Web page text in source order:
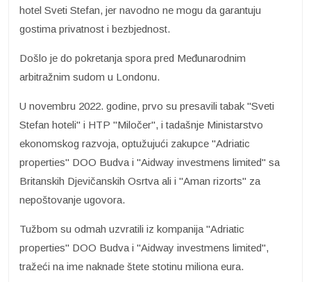
hotel Sveti Stefan, jer navodno ne mogu da garantuju
gostima privatnost i bezbjednost.
Došlo je do pokretanja spora pred Međunarodnim
arbitražnim sudom u Londonu.
U novembru 2022. godine, prvo su presavili tabak "Sveti
Stefan hoteli" i HTP "Miločer", i tadašnje Ministarstvo
ekonomskog razvoja, optužujući zakupce "Adriatic
properties" DOO Budva i "Aidway investmens limited" sa
Britanskih Djevičanskih Osrtva ali i "Aman rizorts" za
nepoštovanje ugovora.
Tužbom su odmah uzvratili iz kompanija "Adriatic
properties" DOO Budva i "Aidway investmens limited",
tražeći na ime naknade štete stotinu miliona eura.